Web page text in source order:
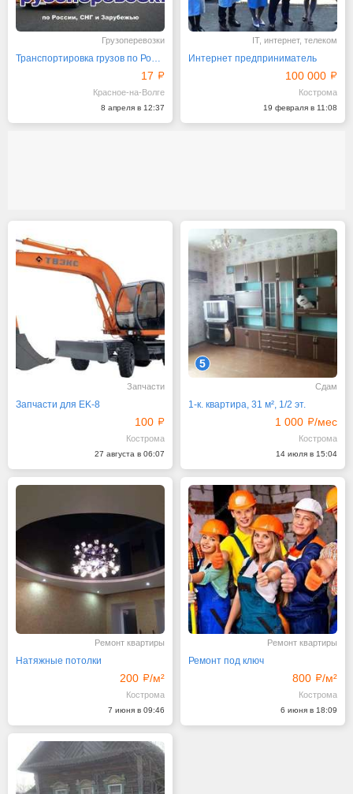
Грузоперевозки
Транспортировка грузов по России
17
Красное-на-Волге
8 апреля в 12:37
IT, интернет, телеком
Интернет предприниматель
100 000
Кострома
19 февраля в 11:08
Запчасти
Запчасти для EK-8
100
Кострома
27 августа в 06:07
5
Сдам
1-к. квартира, 31 м², 1/2 эт.
1 000 /мес
Кострома
14 июля в 15:04
Ремонт квартиры
Натяжные потолки
200 /м²
Кострома
7 июня в 09:46
Ремонт квартиры
Ремонт под ключ
800 /м²
Кострома
6 июня в 18:09